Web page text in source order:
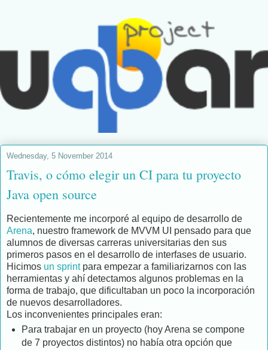
Wednesday, 5 November 2014
Travis, o cómo elegir un CI para tu proyecto
Java open source
Recientemente me incorporé al equipo de desarrollo de
Arena, nuestro framework de MVVM UI pensado para que
alumnos de diversas carreras universitarias den sus
primeros pasos en el desarrollo de interfases de usuario.
Hicimos un sprintpara empezar a familiarizarnos con las
herramientas y ahí detectamos algunos problemas en la
forma de trabajo, que dificultaban un poco la incorporación
de nuevos desarrolladores.
Los inconvenientes principales eran:
Para trabajar en un proyecto (hoy Arena se compone
de 7 proyectos distintos) no había otra opción que